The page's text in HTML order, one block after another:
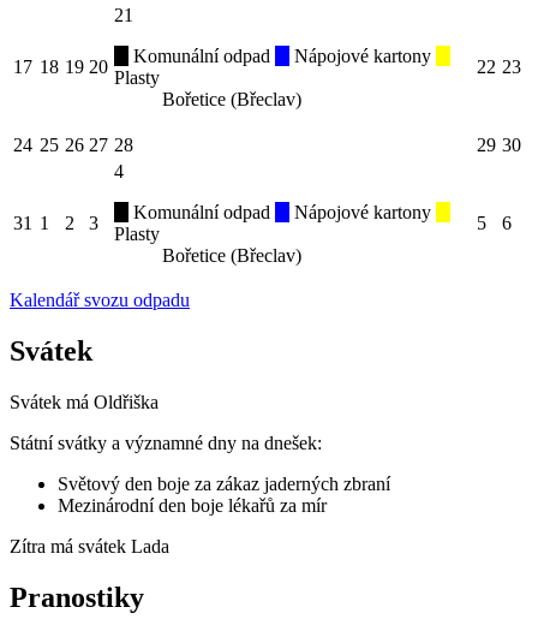
17 18 19 20
21
Komunální odpad
Nápojové kartony
Plasty
Bořetice (Břeclav)
22 23
24 25 26 27 28 29 30
31 1 2 3
4
Komunální odpad
Nápojové kartony
Plasty
Bořetice (Břeclav)
5 6
Kalendář svozu odpadu
Svátek
Svátek má Oldřiška
Státní svátky a významné dny na dnešek:
Světový den boje za zákaz jaderných zbraní
Mezinárodní den boje lékařů za mír
Zítra má svátek Lada
Pranostiky